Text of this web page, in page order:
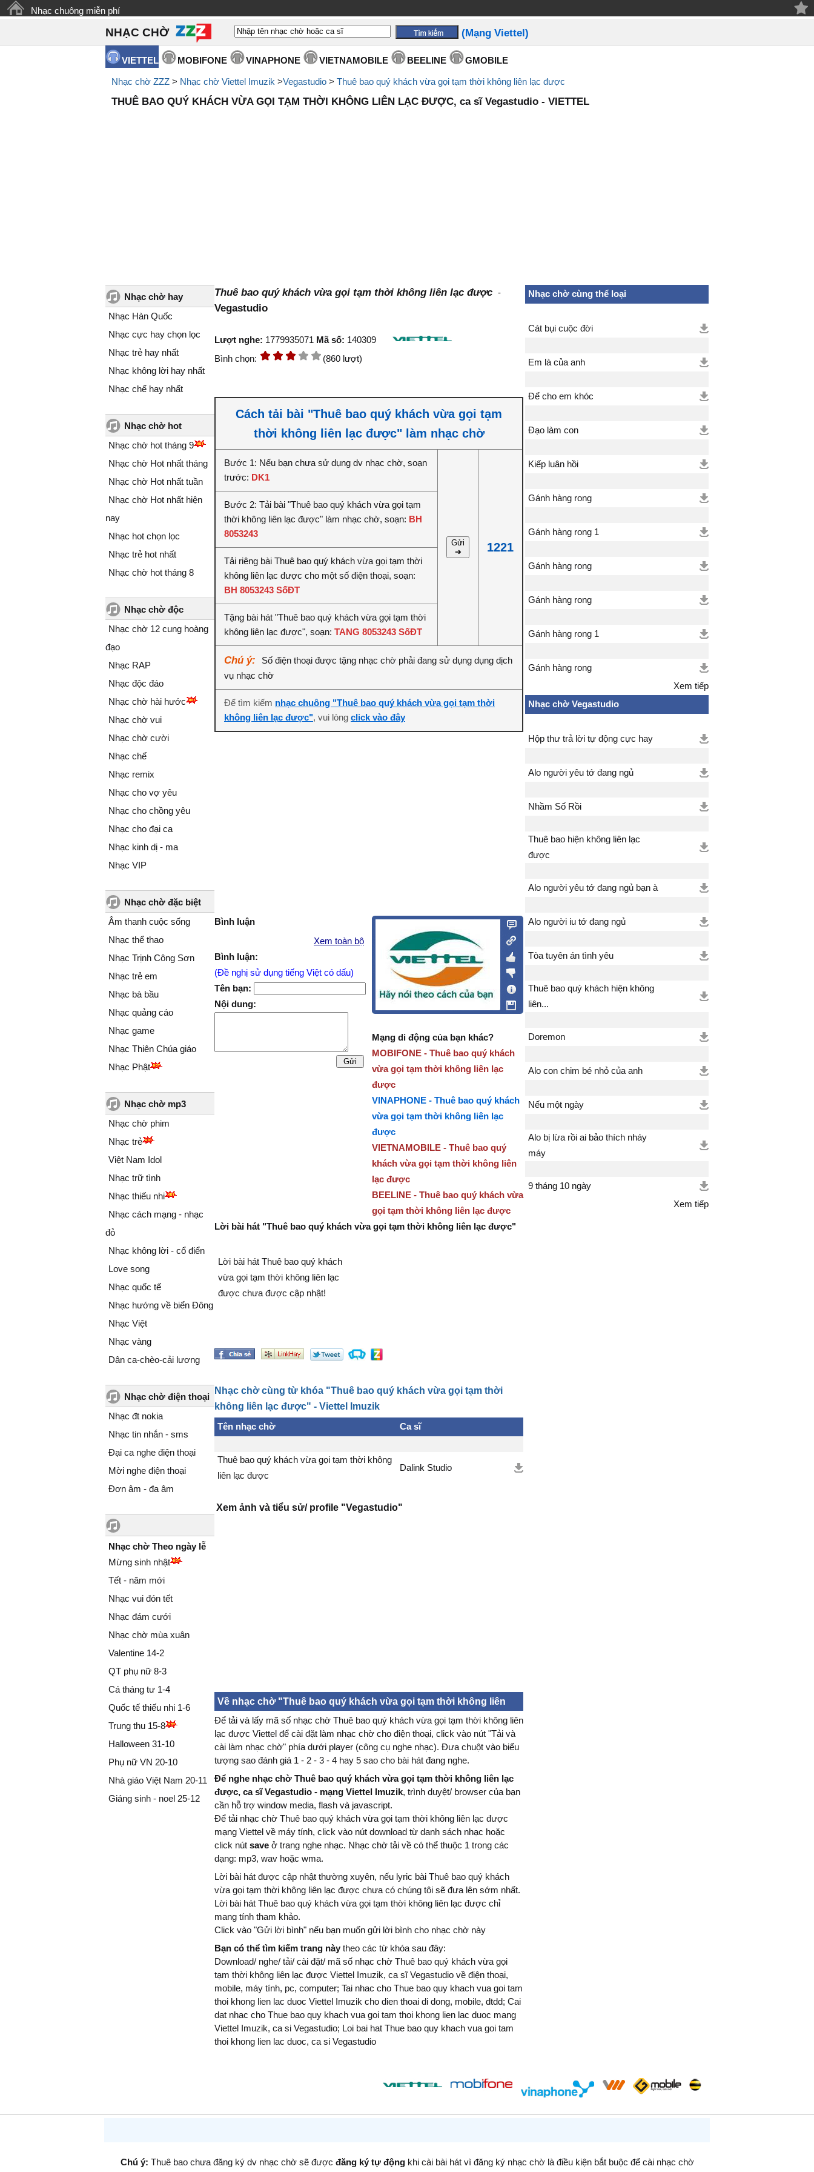
Nhạc chuông miễn phí
NHẠC CHỜ (Mạng Viettel)
VIETTEL MOBIFONE VINAPHONE VIETNAMOBILE BEELINE GMOBILE
Nhạc chờ ZZZ > Nhạc chờ Viettel Imuzik >Vegastudio > Thuê bao quý khách vừa gọi tạm thời không liên lạc được
THUÊ BAO QUÝ KHÁCH VỪA GỌI TẠM THỜI KHÔNG LIÊN LẠC ĐƯỢC, ca sĩ Vegastudio - VIETTEL
Nhạc chờ hay
Nhạc Hàn Quốc
Nhạc cực hay chọn lọc
Nhạc trẻ hay nhất
Nhạc không lời hay nhất
Nhạc chế hay nhất
Nhạc chờ hot
Nhạc chờ hot tháng 9
Nhạc chờ Hot nhất tháng
Nhạc chờ Hot nhất tuần
Nhạc chờ Hot nhất hiện
nay
Nhạc hot chọn lọc
Nhạc trẻ hot nhất
Nhạc chờ hot tháng 8
Nhạc chờ độc
Nhạc chờ 12 cung hoàng
đạo
Nhạc RAP
Nhạc độc đáo
Nhạc chờ hài hước
Nhạc chờ vui
Nhạc chờ cười
Nhạc chế
Nhạc remix
Nhạc cho vợ yêu
Nhạc cho chồng yêu
Nhạc cho đại ca
Nhạc kinh dị - ma
Nhạc VIP
Nhạc chờ đặc biệt
Âm thanh cuộc sống
Nhạc thể thao
Nhạc Trịnh Công Sơn
Nhạc trẻ em
Nhạc bà bầu
Nhạc quảng cáo
Nhạc game
Nhạc Thiên Chúa giáo
Nhạc Phật
Nhạc chờ mp3
Nhạc chờ phim
Nhạc trẻ
Việt Nam Idol
Nhạc trữ tình
Nhạc thiếu nhi
Nhạc cách mạng - nhạc
đỏ
Nhạc không lời - cổ điển
Love song
Nhạc quốc tế
Nhạc hướng về biển Đông
Nhạc Việt
Nhạc vàng
Dân ca-chèo-cải lương
Nhạc chờ điện thoại
Nhạc đt nokia
Nhạc tin nhắn - sms
Đại ca nghe điện thoại
Mời nghe điện thoại
Đơn âm - đa âm
Nhạc chờ Theo ngày lễ
Mừng sinh nhật
Tết - năm mới
Nhạc vui đón tết
Nhạc đám cưới
Nhạc chờ mùa xuân
Valentine 14-2
QT phụ nữ 8-3
Cá tháng tư 1-4
Quốc tế thiếu nhi 1-6
Trung thu 15-8
Halloween 31-10
Phụ nữ VN 20-10
Nhà giáo Việt Nam 20-11
Giáng sinh - noel 25-12
Thuê bao quý khách vừa gọi tạm thời không liên lạc được -
Vegastudio
Lượt nghe: 1779935071 Mã số: 140309
Bình chọn:
(860 lượt)
Cách tải bài "Thuê bao quý khách vừa gọi tạm
thời không liên lạc được" làm nhạc chờ
Bước 1: Nếu bạn chưa sử dụng dv nhạc chờ, soạn
trước: DK1
Gửi
➔
1221
Bước 2: Tải bài "Thuê bao quý khách vừa gọi tạm
thời không liên lạc được" làm nhạc chờ, soạn: BH
8053243
Tải riêng bài Thuê bao quý khách vừa gọi tạm thời
không liên lạc được cho một số điện thoại, soạn:
BH 8053243 SốĐT
Tặng bài hát "Thuê bao quý khách vừa gọi tạm thời
không liên lạc được", soạn: TANG 8053243 SốĐT
Chú ý:
Số điện thoại được tặng nhạc chờ phải đang sử dụng dụng dịch
vụ nhạc chờ
Để tìm kiếm nhạc chuông "Thuê bao quý khách vừa gọi tạm thời
không liên lạc được", vui lòng click vào đây
Bình luận
Xem toàn bộ
Bình luận:
(Đề nghị sử dụng tiếng Việt có dấu)
Tên bạn:
Nội dung:
Mạng di động của bạn khác?
MOBIFONE - Thuê bao quý khách
vừa gọi tạm thời không liên lạc
được
VINAPHONE - Thuê bao quý khách
vừa gọi tạm thời không liên lạc
được
VIETNAMOBILE - Thuê bao quý
khách vừa gọi tạm thời không liên
lạc được
BEELINE - Thuê bao quý khách vừa
gọi tạm thời không liên lạc được
Lời bài hát "Thuê bao quý khách vừa gọi tạm thời không liên lạc được"
Lời bài hát Thuê bao quý khách
vừa gọi tạm thời không liên lạc
được chưa được cập nhật!
Nhạc chờ cùng từ khóa "Thuê bao quý khách vừa gọi tạm thời
không liên lạc được" - Viettel Imuzik
Tên nhạc chờ
Ca sĩ
Thuê bao quý khách vừa gọi tạm thời không
liên lạc được
Dalink Studio
Xem ảnh và tiểu sử/ profile "Vegastudio"
Về nhạc chờ "Thuê bao quý khách vừa gọi tạm thời không liên
lạc được" (Viettel)
Để tải và lấy mã số nhạc chờ Thuê bao quý khách vừa gọi tạm thời không liên
lạc được Viettel để cài đặt làm nhạc chờ cho điện thoại, click vào nút "Tải và
cài làm nhạc chờ" phía dưới player (công cụ nghe nhạc). Đưa chuột vào biểu
tượng sao đánh giá 1 - 2 - 3 - 4 hay 5 sao cho bài hát đang nghe.
Để nghe nhạc chờ Thuê bao quý khách vừa gọi tạm thời không liên lạc
được, ca sĩ Vegastudio - mạng Viettel Imuzik, trình duyệt/ browser của bạn
cần hỗ trợ window media, flash và javascript.
Để tải nhạc chờ Thuê bao quý khách vừa gọi tạm thời không liên lạc được
mạng Viettel về máy tính, click vào nút download từ danh sách nhạc hoặc
click nút save ở trang nghe nhạc. Nhạc chờ tải về có thể thuộc 1 trong các
dạng: mp3, wav hoặc wma.
Lời bài hát được cập nhật thường xuyên, nếu lyric bài Thuê bao quý khách
vừa gọi tạm thời không liên lạc được chưa có chúng tôi sẽ đưa lên sớm nhất.
Lời bài hát Thuê bao quý khách vừa gọi tạm thời không liên lạc được chỉ
mang tính tham khảo.
Click vào "Gửi lời bình" nếu bạn muốn gửi lời bình cho nhạc chờ này
Bạn có thể tìm kiếm trang này theo các từ khóa sau đây:
Download/ nghe/ tải/ cài đặt/ mã số nhạc chờ Thuê bao quý khách vừa gọi
tạm thời không liên lạc được Viettel Imuzik, ca sĩ Vegastudio về điện thoại,
mobile, máy tính, pc, computer; Tai nhac cho Thue bao quy khach vua goi tam
thoi khong lien lac duoc Viettel Imuzik cho dien thoai di dong, mobile, dtdd; Cai
dat nhac cho Thue bao quy khach vua goi tam thoi khong lien lac duoc mang
Viettel Imuzik, ca si Vegastudio; Loi bai hat Thue bao quy khach vua goi tam
thoi khong lien lac duoc, ca si Vegastudio
Nhạc chờ cùng thể loại
Cát bụi cuộc đời
Em là của anh
Để cho em khóc
Đạo làm con
Kiếp luân hồi
Gánh hàng rong
Gánh hàng rong 1
Gánh hàng rong
Gánh hàng rong
Gánh hàng rong 1
Gánh hàng rong
Xem tiếp
Nhạc chờ Vegastudio
Hộp thư trả lời tự động cực hay
Alo người yêu tớ đang ngủ
Nhầm Số Rồi
Thuê bao hiện không liên lạc
được
Alo người yêu tớ đang ngủ bạn à
Alo người iu tớ đang ngủ
Tòa tuyên án tình yêu
Thuê bao quý khách hiện không
liên...
Doremon
Alo con chim bé nhỏ của anh
Nếu một ngày
Alo bị lừa rồi ai bảo thích nháy
máy
9 tháng 10 ngày
Xem tiếp
Chú ý: Thuê bao chưa đăng ký dv nhạc chờ sẽ được đăng ký tự độngkhi cài bài hát vì đăng ký nhạc chờ là điều kiện bắt buộc để cài nhạc chờ